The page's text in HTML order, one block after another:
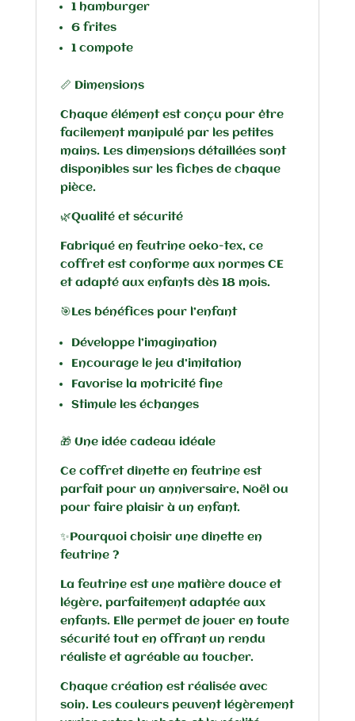
1 hamburger
6 frites
1 compote
📏 Dimensions
Chaque élément est conçu pour être
facilement manipulé par les petites
mains. Les dimensions détaillées sont
disponibles sur les fiches de chaque
pièce.
🌿Qualité et sécurité
Fabriqué en feutrine oeko-tex, ce
coffret est conforme aux normes CE
et adapté aux enfants dès 18 mois.
🎯Les bénéfices pour l’enfant
Développe l’imagination
Encourage le jeu d’imitation
Favorise la motricité fine
Stimule les échanges
🎁 Une idée cadeau idéale
Ce coffret dînette en feutrine est
parfait pour un anniversaire, Noël ou
pour faire plaisir à un enfant.
✨Pourquoi choisir une dînette en
feutrine ?
La feutrine est une matière douce et
légère, parfaitement adaptée aux
enfants. Elle permet de jouer en toute
sécurité tout en offrant un rendu
réaliste et agréable au toucher.
Chaque création est réalisée avec
soin. Les couleurs peuvent légèrement